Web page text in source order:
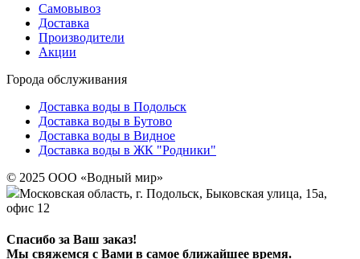
Самовывоз
Доставка
Производители
Акции
Города обслуживания
Доставка воды в Подольск
Доставка воды в Бутово
Доставка воды в Видное
Доставка воды в ЖК "Родники"
© 2025 ООО «Водный мир»
Московская область, г. Подольск, Быковская улица, 15а,
офис 12
Спасибо за Ваш заказ!
Мы свяжемся с Вами в самое ближайшее время.